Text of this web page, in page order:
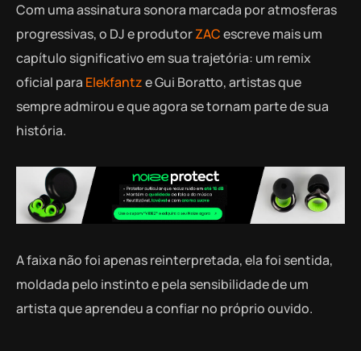
Com uma assinatura sonora marcada por atmosferas
progressivas, o DJ e produtorZACescreve mais um
capítulo significativo em sua trajetória: um remix
oficial para Elekfantze Gui Boratto, artistas que
sempre admirou e que agora se tornam parte de sua
história.
A faixa não foi apenas reinterpretada, ela foi sentida,
moldada pelo instinto e pela sensibilidade de um
artista que aprendeu a confiar no próprio ouvido.